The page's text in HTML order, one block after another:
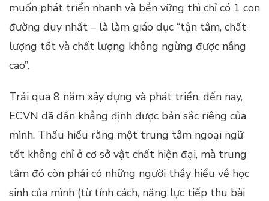
muốn phát triển nhanh và bền vững thì chỉ có 1 con
đường duy nhất – là làm giáo dục “tận tâm, chất
lượng tốt và chất lượng không ngừng được nâng
cao”.
Trải qua 8 năm xây dựng và phát triển, đến nay,
ECVN đã dần khẳng định được bản sắc riêng của
mình. Thấu hiểu rằng một trung tâm ngoại ngữ
tốt không chỉ ở cơ sở vật chất hiện đại, mà trung
tâm đó còn phải có những người thầy hiểu về học
sinh của mình (từ tính cách, năng lực tiếp thu bài